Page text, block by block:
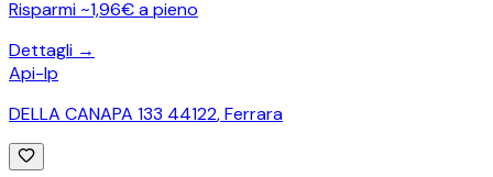
Risparmi ~1,96€ a pieno
Dettagli →
Api-Ip
DELLA CANAPA 133 44122,Ferrara